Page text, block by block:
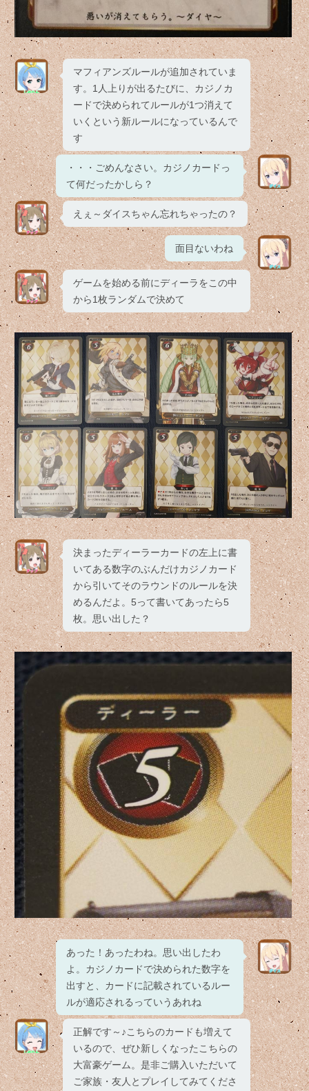
マフィアンズルールが追加されていま
す。1人上りが出るたびに、カジノカ
ードで決められてルールが1つ消えて
いくという新ルールになっているんで
す
・・・ごめんなさい。カジノカードっ
て何だったかしら？
えぇ～ダイスちゃん忘れちゃったの？
面目ないわね
ゲームを始める前にディーラをこの中
から1枚ランダムで決めて
決まったディーラーカードの左上に書
いてある数字のぶんだけカジノカード
から引いてそのラウンドのルールを決
めるんだよ。5って書いてあったら5
枚。思い出した？
あった！あったわね。思い出したわ
よ。カジノカードで決められた数字を
出すと、カードに記載されているルー
ルが適応されるっていうあれね
正解です～♪こちらのカードも増えて
いるので、ぜひ新しくなったこちらの
大富豪ゲーム。是非ご購入いただいて
ご家族・友人とプレイしてみてくださ